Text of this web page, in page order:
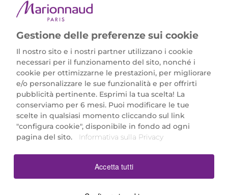
Marionnaud Parfumeries Italia S.r.l.
Largo Fiera Milano 5, 20017 Rho (MI)
REA Milano 1650024 con P.IVA 13425220152.
SCARICA LA NOSTRA APP
Gestione delle preferenze sui cookie
Il nostro sito e i nostri partner utilizzano i cookie
necessari per il funzionamento del sito, nonché i
cookie per ottimizzarne le prestazioni, per migliorare
e/o personalizzare le sue funzionalità e per offrirti
pubblicità pertinente. Esprimi la tua scelta! La
conserviamo per 6 mesi. Puoi modificare le tue
scelte in qualsiasi momento cliccando sul link
"configura cookie", disponibile in fondo ad ogni
pagina del sito.
Informativa sulla Privacy
Accetta tutti